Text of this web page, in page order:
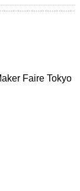
Faire Tokyo